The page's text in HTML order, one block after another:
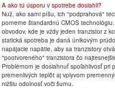
A ako tú úsporu v spotrebe dosiahli?
Nuž, ako sami píšu, ich "podprahová"
pomerne štandardnú CMOS
obvodov, kde je vždy jeden tranzistor z
statická spotreba je daná únikovým
napájacie napätie, aby sa tranzistory
"pootvoreného" tranzistora čo
Problémom je dosiahnuť spoľahlivosť pri
premenlivých teplôt aj vplyvom
nižšiu odolnosť voči šumu.